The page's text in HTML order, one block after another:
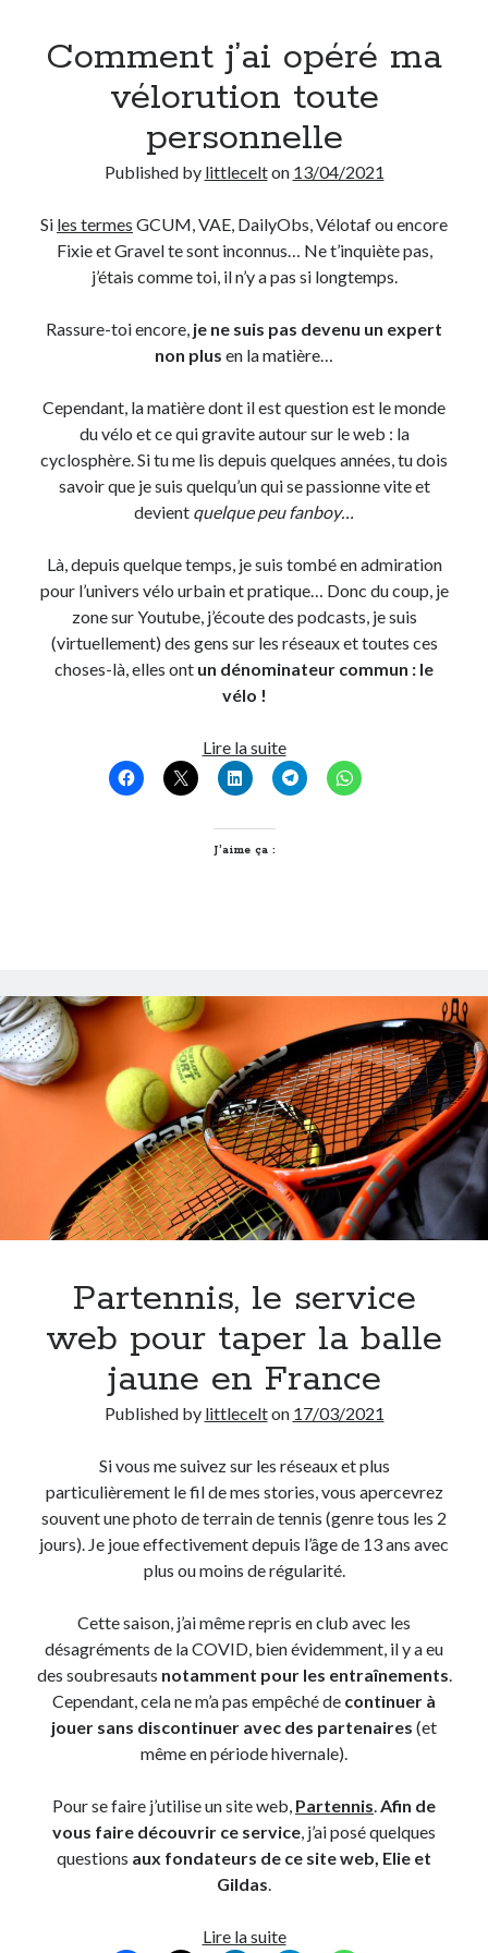
Comment j’ai opéré ma
vélorution toute
personnelle
Published by littlecelton 13/04/2021
Si les termes GCUM, VAE, DailyObs, Vélotaf ou encore
Fixie et Gravel te sont inconnus… Ne t’inquiète pas,
j’étais comme toi, il n’y a pas si longtemps.
Rassure-toi encore, je ne suis pas devenu un expert
non plus en la matière…
Cependant, la matière dont il est question est le monde
du vélo et ce qui gravite autour sur le web : la
cyclosphère. Si tu me lis depuis quelques années, tu dois
savoir que je suis quelqu’un qui se passionne vite et
devient quelque peu fanboy…
Là, depuis quelque temps, je suis tombé en admiration
pour l’univers vélo urbain et pratique… Donc du coup, je
zone sur Youtube, j’écoute des podcasts, je suis
(virtuellement) des gens sur les réseaux et toutes ces
choses-là, elles ont un dénominateur commun : le
vélo !
Lire la suiteComment
j’ai
opéré
J’aime ça :
Partennis, le service
web pour taper la balle
jaune en France
Published by littlecelton 17/03/2021
Si vous me suivez sur les réseaux et plus
particulièrement le fil de mes stories, vous apercevrez
souvent une photo de terrain de tennis (genre tous les 2
jours). Je joue effectivement depuis l’âge de 13 ans avec
plus ou moins de régularité.
Cette saison, j’ai même repris en club avec les
désagréments de la COVID, bien évidemment, il y a eu
des soubresauts notamment pour les entraînements.
Cependant, cela ne m’a pas empêché de continuer à
jouer sans discontinuer avec des partenaires (et
même en période hivernale).
Pour se faire j’utilise un site web, Partennis.Afin de
vous faire découvrir ce service, j’ai posé quelques
questions aux fondateurs de ce site web, Elie et
Gildas.
Lire la suitePartennis,